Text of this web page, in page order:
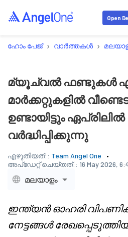
Open
ഹോം പേജ് › വാർത്തകൾ ›
മ്യൂച്വൽ ഫണ്ടുകൾ
മാർക്കറ്റുകളിൽ
ഉണ്ടായിട്ടും
വർദ്ധിപ്പിക്കുന്നു
എഴുതിയത്:: Team Angel One
അപ്‌ഡേറ്റ് ചെയ്തത്:: 16 May 2026,
മലയാളം
ഇന്ത്യൻ ഓഹരി
നേട്ടങ്ങൾ